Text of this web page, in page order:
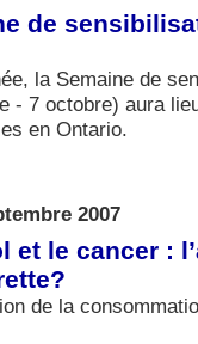
de
la Semaine de
- 7 octobre) aura
en Ontario.
2007
et le cancer :
de la